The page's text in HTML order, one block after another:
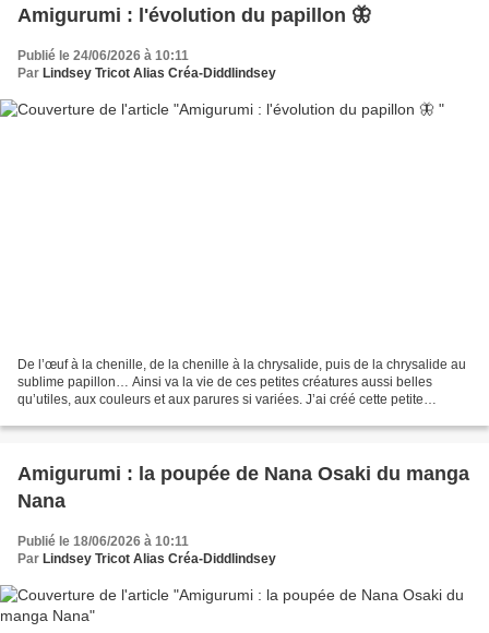
Amigurumi : l'évolution du papillon 🦋
Publié le 24/06/2026 à 10:11
Par Lindsey Tricot Alias Créa-Diddlindsey
De l’œuf à la chenille, de la chenille à la chrysalide, puis de la chrysalide au
sublime papillon… Ainsi va la vie de ces petites créatures aussi belles
qu’utiles, aux couleurs et aux parures si variées. J’ai créé cette petite
Amigurumi : la poupée de Nana Osaki du manga
Nana
Publié le 18/06/2026 à 10:11
Par Lindsey Tricot Alias Créa-Diddlindsey